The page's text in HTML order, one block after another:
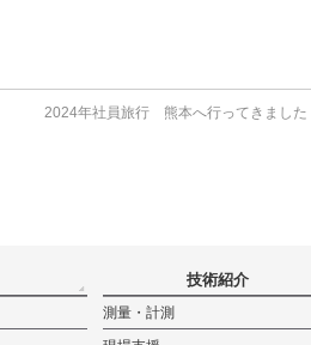
2024年社員旅行 熊本へ行ってきました
技術紹介
測量・計測